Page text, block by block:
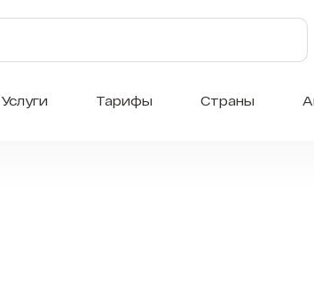
Услуги Тарифы Страны